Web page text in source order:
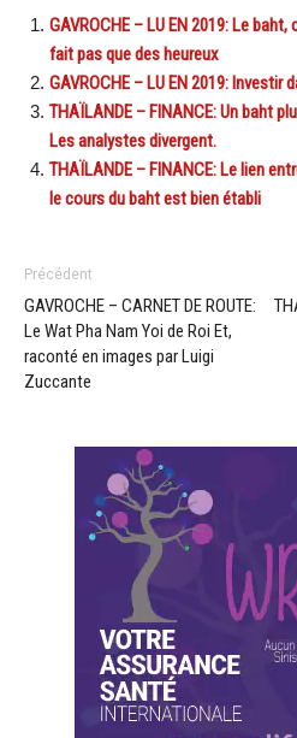
GAVROCHE – LU EN 2019: Le
fait pas que des heureux
GAVROCHE – LU EN 2019:
THAÏLANDE – FINANCE: Un baht
Les analystes divergent.
THAÏLANDE – FINANCE: Le lien
le cours du baht est bien établi
Précédent
GAVROCHE – CARNET DE ROUTE:
Le Wat Pha Nam Yoi de Roi Et,
raconté en images par Luigi
Zuccante